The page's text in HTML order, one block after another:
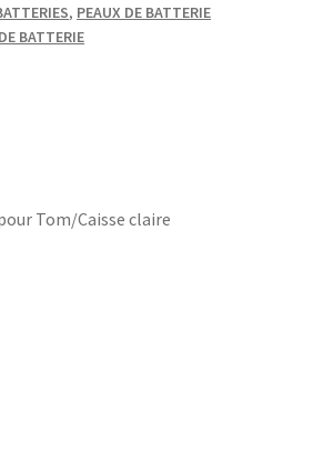
, PEAUX DE BATTERIE
BATTERIE
Tom/Caisse claire